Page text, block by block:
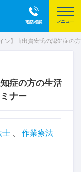
電話相談
イン】山出貴宏氏の認知症の
症の方の生活
ナー
士
作業療法